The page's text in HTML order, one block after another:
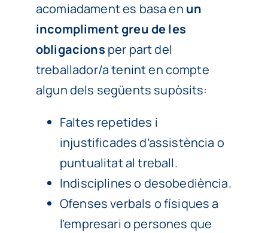
acomiadament es basa en un
incompliment greu de les
obligacions per part del
treballador/a tenint en compte
algun dels següents supòsits:
Faltes repetides i
injustificades d’assistència o
puntualitat al treball.
Indisciplines o desobediència.
Ofenses verbals o físiques a
l’empresari o persones que